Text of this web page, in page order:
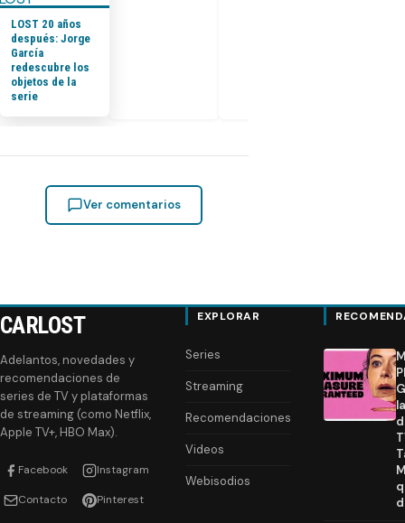
LOST 20 años
después: Jorge
García
redescubre los
objetos de la
serie
Ver comentarios
CARLOST
Adelantos, novedades y
recomendaciones de
series de TV y plataformas
de streaming (como Netflix,
Apple TV+, HBO Max).
Facebook Instagram
Contacto Pinterest
EXPLORAR
Series
Streaming
Recomendaciones
Videos
Webisodios